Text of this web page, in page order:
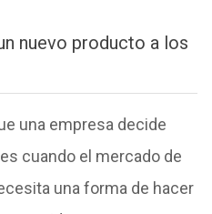
nuevo producto a los
una empresa decide
cuando el mercado de
una forma de hacer